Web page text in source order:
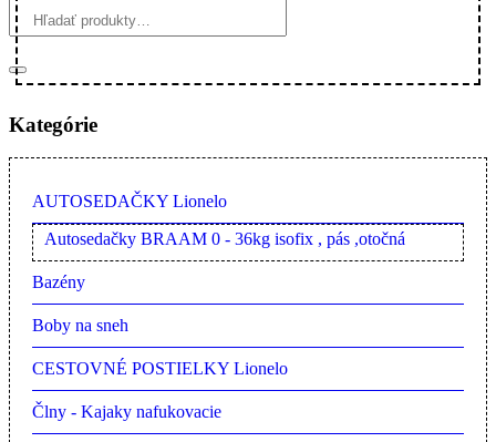
Kategórie
AUTOSEDAČKY Lionelo
Autosedačky BRAAM 0 - 36kg isofix , pás ,otočná
Bazény
Boby na sneh
CESTOVNÉ POSTIELKY Lionelo
Člny - Kajaky nafukovacie